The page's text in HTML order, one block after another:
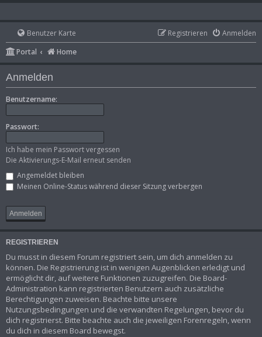
Benutzer Karte Anmelden
Registrieren
Portal
Home
Anmelden
Benutzername:
Passwort:
Ich habe mein Passwort vergessen
Die Aktivierungs-E-Mail erneut senden
Angemeldet bleiben
Meinen Online-Status während dieser Sitzung verbergen
REGISTRIEREN
Du musst in diesem Forum registriert sein, um dich anmelden zu
können. Die Registrierung ist in wenigen Augenblicken erledigt und
ermöglicht dir, auf weitere Funktionen zuzugreifen. Die Board-
Administration kann registrierten Benutzern auch zusätzliche
Berechtigungen zuweisen. Beachte bitte unsere
Nutzungsbedingungen und die verwandten Regelungen, bevor du
dich registrierst. Bitte beachte auch die jeweiligen Forenregeln, wenn
du dich in diesem Board bewegst.